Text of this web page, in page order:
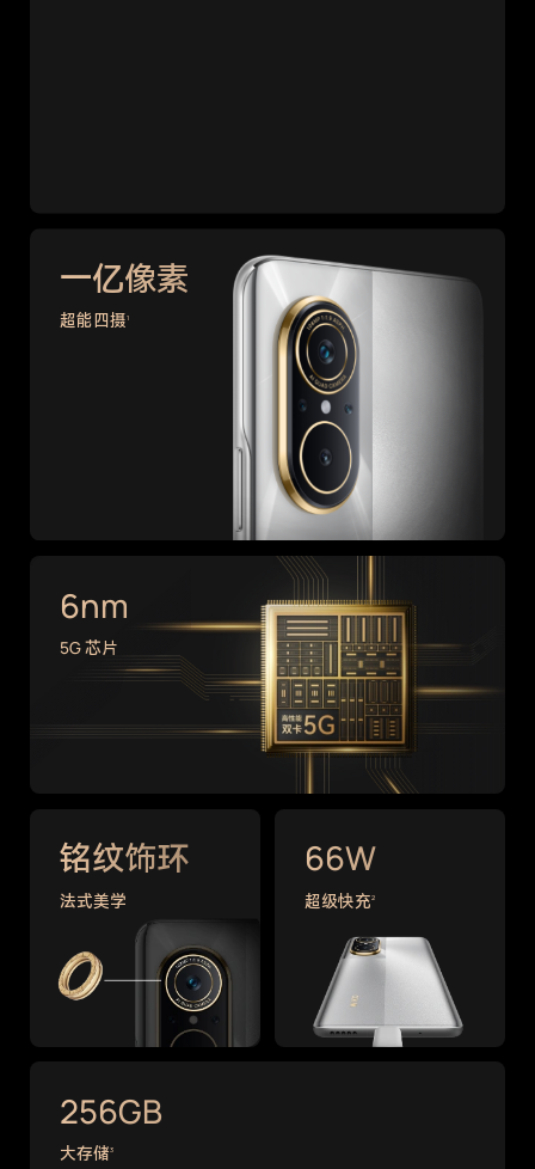
一亿像素
超能四摄1
6nm
5G 芯片
铭纹饰环
法式美学
66W
超级快充2
256GB
大存储3